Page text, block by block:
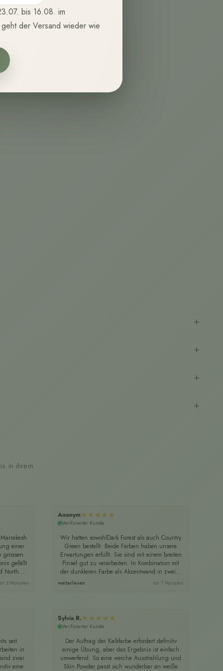
bis 16.08. im
der Versand wieder wie
in ihrem
einer
gefällt
North...
2 Monaten
seit
in
zwar
eine
Anonym★★★★★
Verifizierter Kunde
Wir hatten sowohlDark Forest als auch Country
Green bestellt. Beide Farben haben unsere
Erwartungen erfüllt. Sie sind mit einem breiten
Pinsel gut zu verarbeiten. In Kombination mit
der dunkleren Farbe als Akzentwand in zwei...
weiterlesen vor 7 Monaten
Sylvia R.★★★★★
Verifizierter Kunde
Der Auftrag der Kalkfarbe erfordert definitiv
einige Übung, aber das Ergebnis ist einfach
umwerfend. So eine weiche Ausstrahlung und
Skin Powder passt sich wunderbar an weiße